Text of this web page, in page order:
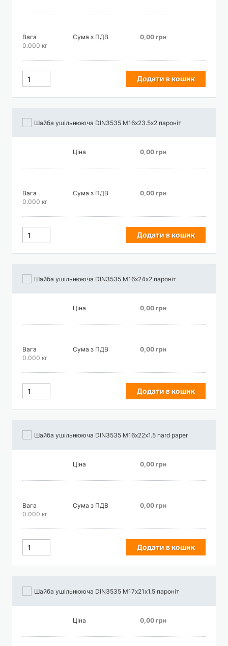
Вага
0.000 кг
Сума з ПДВ 0,00 грн
Додати в кошик
Шайба ушільнююча DIN3535 М16х23.5х2 пароніт
Ціна 0,00 грн
Вага
0.000 кг
Сума з ПДВ 0,00 грн
Додати в кошик
Шайба ушільнююча DIN3535 М16х24х2 пароніт
Ціна 0,00 грн
Вага
0.000 кг
Сума з ПДВ 0,00 грн
Додати в кошик
Шайба ушільнююча DIN3535 М16х22х1.5 hard paper
Ціна 0,00 грн
Вага
0.000 кг
Сума з ПДВ 0,00 грн
Додати в кошик
Шайба ушільнююча DIN3535 М17х21х1.5 пароніт
Ціна 0,00 грн